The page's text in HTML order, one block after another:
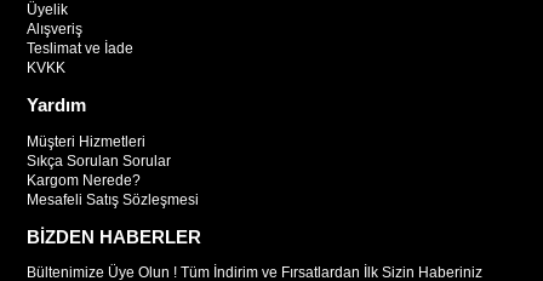
Üyelik
Alışveriş
Teslimat ve İade
KVKK
Yardım
Müşteri Hizmetleri
Sıkça Sorulan Sorular
Kargom Nerede?
Mesafeli Satış Sözleşmesi
BİZDEN HABERLER
Bültenimize Üye Olun ! Tüm İndirim ve Fırsatlardan İlk Sizin Haberiniz